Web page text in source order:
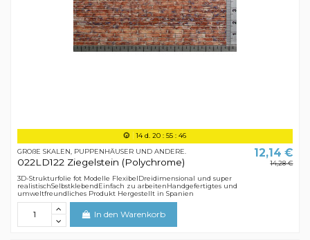
14d. 20 :55 :45
GROßE SKALEN, PUPPENHÄUSER UND ANDERE.
022LD122 Ziegelstein (Polychrome)
12,14 €
14,28 €
3D-Strukturfolie fot Modelle FlexibelDreidimensional und super
realistischSelbstklebendEinfach zu arbeitenHandgefertigtes und
umweltfreundliches Produkt Hergestellt in Spanien
In den Warenkorb